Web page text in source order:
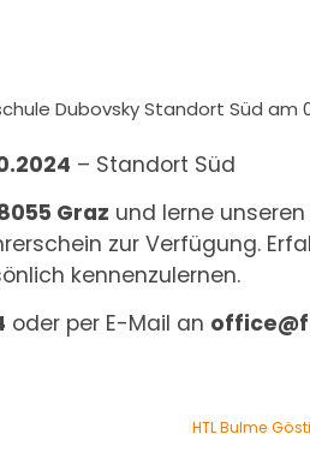
Dubovsky Standort Süd am
– Standort Süd
Graz und lerne
zur Verfügung.
kennenzulernen.
oder per E-Mail an
HTL Bulme